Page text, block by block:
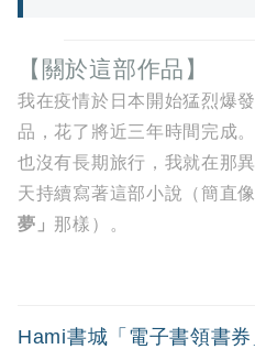
【關於這部作品】
我在疫情於日本開始猛烈爆
品，花了將近三年時間完成
也沒有長期旅行，我就在那
天持續寫著這部小說（簡直像
夢」 那樣）。
Hami書城「電子書領書